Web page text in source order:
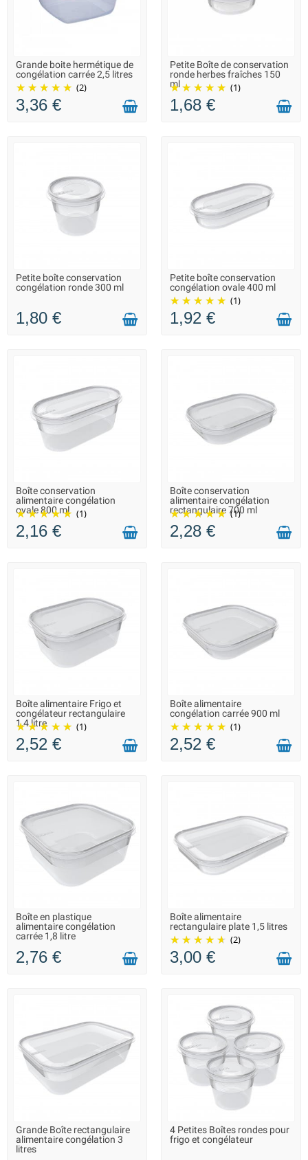
LIVRAISON 2 À 3 JOURS
Grande boite hermétique de
congélation carrée 2,5 litres
(2)
3,36 €
LIVRAISON 2 À 3 JOURS
Petite Boîte de conservation
ronde herbes fraîches 150
ml
(1)
1,68 €
LIVRAISON 2 À 3 JOURS
Petite boîte conservation
congélation ronde 300 ml
1,80 €
LIVRAISON 2 À 3 JOURS
Petite boîte conservation
congélation ovale 400 ml
(1)
1,92 €
LIVRAISON 2 À 3 JOURS
Boîte conservation
alimentaire congélation
ovale 800 ml
(1)
2,16 €
LIVRAISON 2 À 3 JOURS
Boîte conservation
alimentaire congélation
rectangulaire 700 ml
(1)
2,28 €
LIVRAISON 2 À 3 JOURS
Boîte alimentaire Frigo et
congélateur rectangulaire
1,4 litre
(1)
2,52 €
LIVRAISON 2 À 3 JOURS
Boîte alimentaire
congélation carrée 900 ml
(1)
2,52 €
LIVRAISON 2 À 3 JOURS
Boîte en plastique
alimentaire congélation
carrée 1,8 litre
2,76 €
EN STOCK DANS 10 JOURS -
VOUS POUVEZ COMMANDER
Boîte alimentaire
rectangulaire plate 1,5 litres
(2)
3,00 €
EN STOCK DANS 10 JOURS -
VOUS POUVEZ COMMANDER
Grande Boîte rectangulaire
alimentaire congélation 3
litres
LIVRAISON 2 À 3 JOURS
4 Petites Boîtes rondes pour
frigo et congélateur